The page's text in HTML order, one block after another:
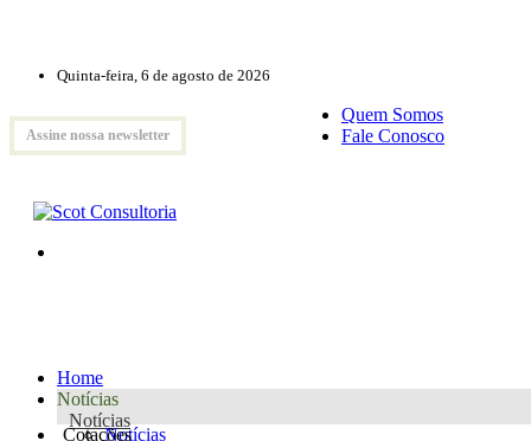
Quinta-feira, 6 de agosto de 2026
Assine nossa newsletter
Quem Somos
Fale Conosco
Home
Notícias
Notícias
Notícias
Cotações